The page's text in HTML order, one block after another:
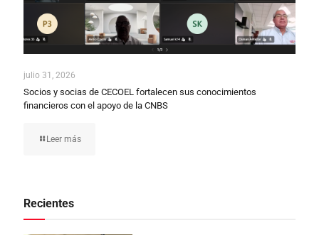
julio 31, 2026
Socios y socias de CECOEL fortalecen sus conocimientos
financieros con el apoyo de la CNBS
Leer más
Recientes